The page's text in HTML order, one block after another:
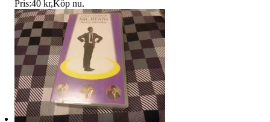
Pris:40 kr,Köp nu.